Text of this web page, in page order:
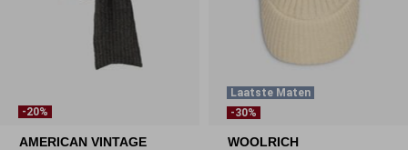
-20%
AMERICAN VINTAGE
Laatste Maten
-30%
WOOLRICH